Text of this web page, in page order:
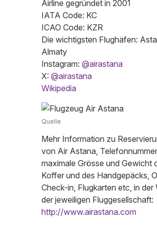
Airline gegründet in 2001
IATA Code: KC
ICAO Code: KZR
Die wichtigsten Flughäfen:
Almaty
Instagram: @airastana
X: @airastana
Wikipedia
Quelle
Mehr Information zu
von Air Astana,
maximale Grösse und Gewicht
Koffer und des Handgepäcks,
Check-in, Flugkarten etc, in der
der jeweiligen Fluggesellschaft:
http://www.airastana.com